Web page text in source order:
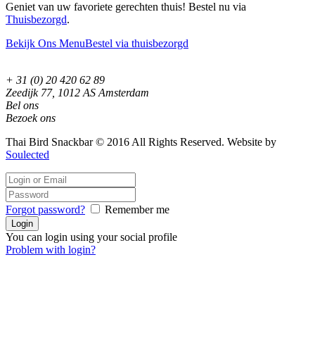
Geniet van uw favoriete gerechten thuis! Bestel nu via
Thuisbezorgd.
Bekijk Ons MenuBestel via thuisbezorgd
+ 31 (0) 20 420 62 89
Zeedijk 77, 1012 AS Amsterdam
Bel ons
Bezoek ons
Thai Bird Snackbar © 2016 All Rights Reserved. Website by
Soulected
Forgot password? Remember me
You can login using your social profile
Problem with login?